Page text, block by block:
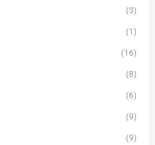
(3)
(1)
(16)
(8)
(6)
(9)
(9)